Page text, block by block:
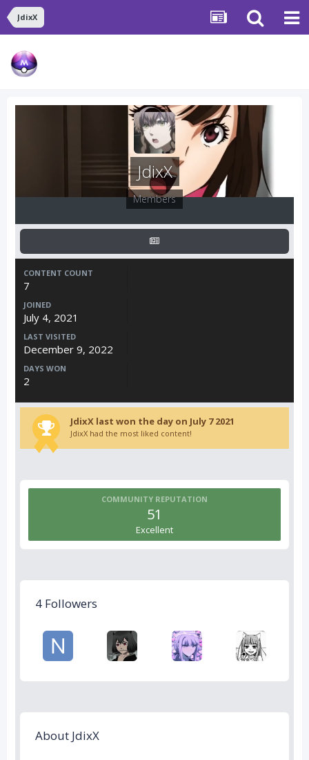
JdixX
JdixX
Members
CONTENT COUNT
7
JOINED
July 4, 2021
LAST VISITED
December 9, 2022
DAYS WON
2
JdixX last won the day on July 7 2021
JdixX had the most liked content!
COMMUNITY REPUTATION
51
Excellent
4 Followers
About JdixX